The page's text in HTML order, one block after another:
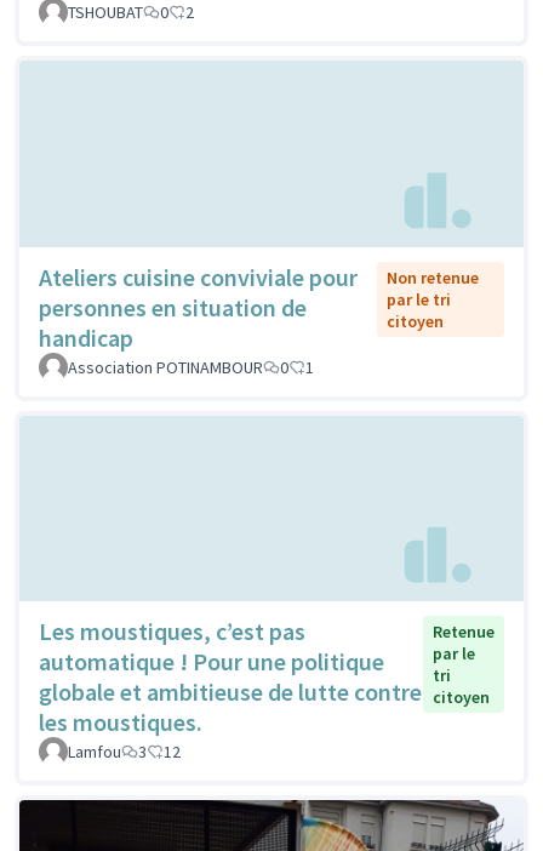
TSHOUBAT 0 2
Ateliers cuisine conviviale pour
personnes en situation de
handicap
Non retenue
par le tri
citoyen
Association POTINAMBOUR 0 1
Les moustiques, c’est pas
automatique ! Pour une politique
globale et ambitieuse de lutte contre
les moustiques.
Retenue
par le
tri
citoyen
Lamfou 3 12